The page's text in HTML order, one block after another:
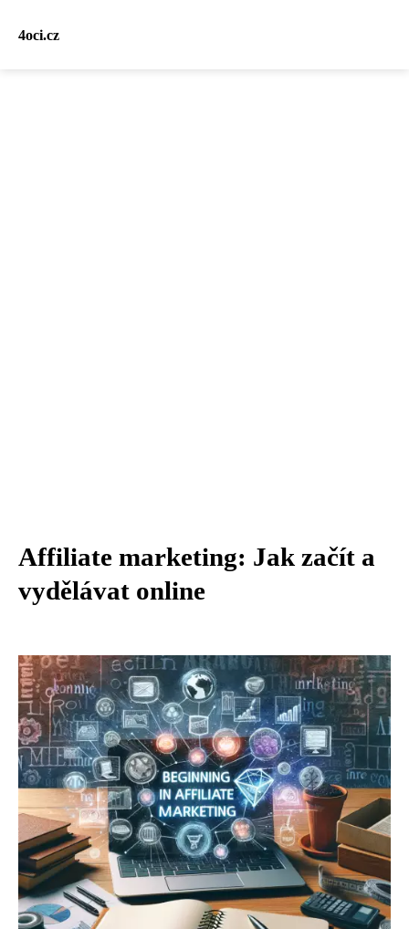
4oci.cz
Affiliate marketing: Jak začít a
vydělávat online